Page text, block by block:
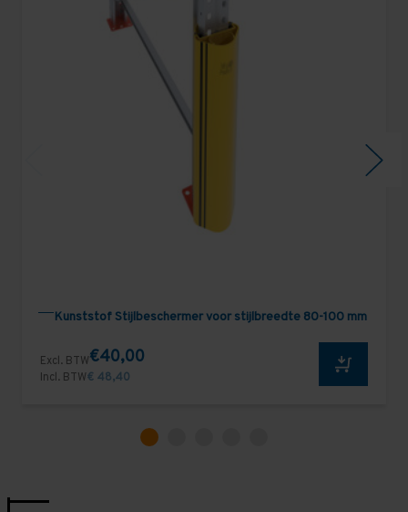
Kunststof Stijlbeschermer voor stijlbreedte 80-100 mm
Excl. BTW€40,00
Incl. BTW€ 48,40